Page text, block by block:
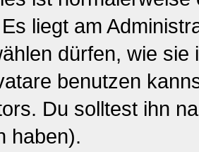
liegt am
dürfen, wie
benutzen
Du solltest ihn
haben).